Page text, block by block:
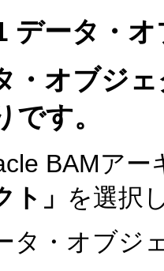
データ・
・オブジ
です。
BAMアー
ト」 を選択
タ・オブジ